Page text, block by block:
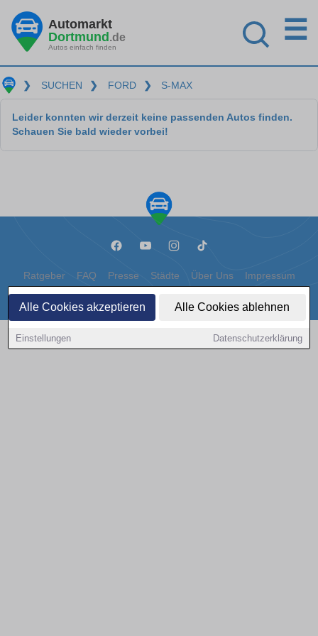
Alle Cookies akzeptieren Alle Cookies ablehnen
Einstellungen Datenschutzerklärung
Automarkt
Dortmund.de
Autos einfach finden
☰
❯ SUCHEN ❯ FORD ❯ S-MAX
Leider konnten wir derzeit keine passenden Autos finden.
Schauen Sie bald wieder vorbei!
Ratgeber FAQ Presse Städte Über Uns Impressum
Datenschutz Cookies
Copyright © 2000 - 2026 | 1A Infosysteme GmbH | Content by: 1a-sites-autos